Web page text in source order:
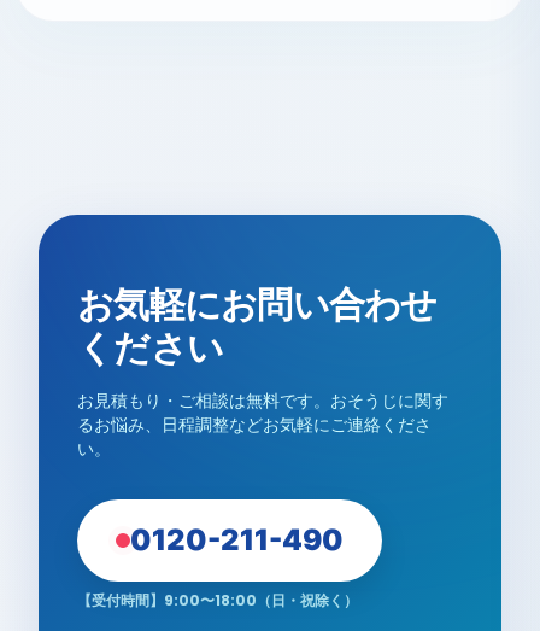
お気軽にお問い合わせ
ください
お見積もり・ご相談は無料です。おそうじに関す
るお悩み、日程調整などお気軽にご連絡くださ
い。
0120-211-490
【受付時間】9:00〜18:00（日・祝除く）